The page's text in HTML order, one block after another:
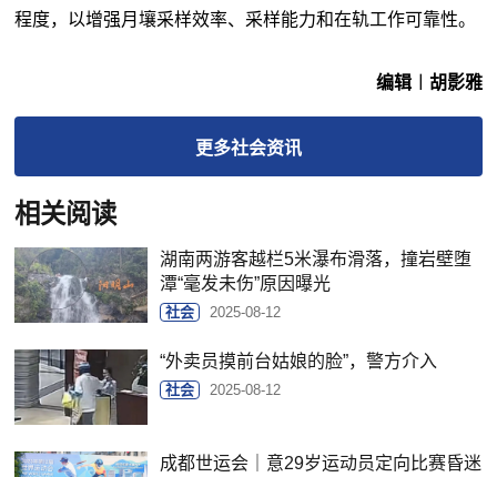
程度，以增强月壤采样效率、采样能力和在轨工作可靠性。
编辑︱胡影雅
更多社会资讯
相关阅读
湖南两游客越栏5米瀑布滑落，撞岩壁堕
潭“毫发未伤”原因曝光
社会 2025-08-12
“外卖员摸前台姑娘的脸”，警方介入
社会 2025-08-12
成都世运会｜意29岁运动员定向比赛昏迷